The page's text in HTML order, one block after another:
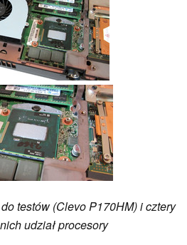
testów (Clevo P170HM) i cztery
udział procesory